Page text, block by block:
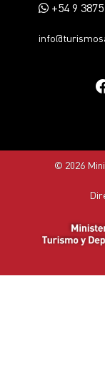
+54 9
© 2026